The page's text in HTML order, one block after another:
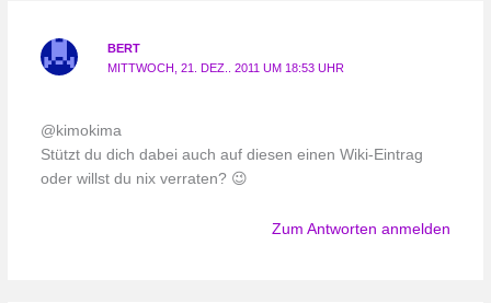
BERT
MITTWOCH, 21. DEZ.. 2011 UM 18:53 UHR
@kimokima
Stützt du dich dabei auch auf diesen einen Wiki-Eintrag
oder willst du nix verraten? 😉
Zum Antworten anmelden